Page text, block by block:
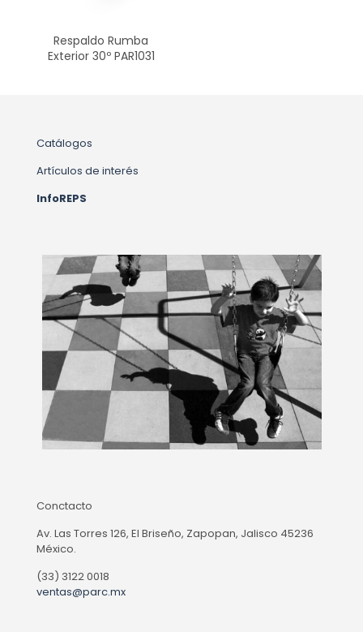
Respaldo Rumba
Exterior 30º PAR1031
Catálogos
Artículos de interés
InfoREPS
Conctacto
Av. Las Torres 126, El Briseño, Zapopan, Jalisco 45236
México.
(33) 3122 0018
ventas@parc.mx